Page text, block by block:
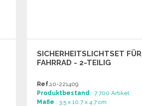
SICHERHEITSLICHTSET FÜR
FAHRRAD - 2-TEILIG
Ref.10-221409
Produktbestand : 7 700 Artikel
Maße : 3.5 x 10.7 x 4.7 cm